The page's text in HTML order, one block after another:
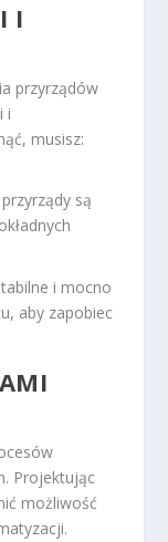
I
przyrządów
i
musisz:
są
i mocno
aby zapobiec
Projektując
możliwość